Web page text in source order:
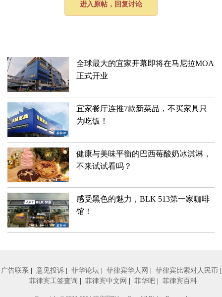
进入原帖，回复讨论
全球最大的宜家开幕即将在马尼拉MOA
正式开业
宜家餐厅连推7款新菜品，不买家具只
为吃饭！
健康与美味平衡的巴西莓酸奶冰淇淋，
不来试试看吗？
感受黑色的魅力，BLK 513第一家咖啡
馆！
广告联系 意见投诉 菲华论坛 菲律宾华人网 菲律宾比索对人民币
菲律宾工签查询
菲律宾中文网 菲华吧 菲律宾百科